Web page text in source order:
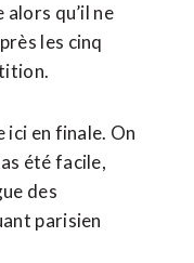
qu’il ne
les cinq
ici en finale. On
été facile,
des
parisien